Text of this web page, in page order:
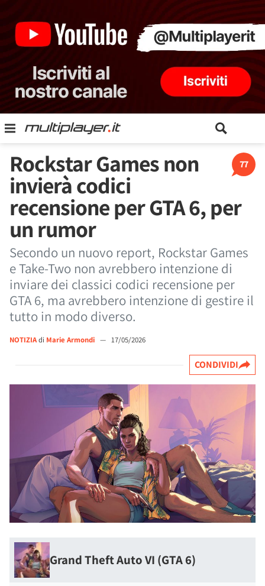
77
Rockstar Games non
invierà codici
recensione per GTA 6, per
un rumor
Secondo un nuovo report, Rockstar Games
e Take-Two non avrebbero intenzione di
inviare dei classici codici recensione per
GTA 6, ma avrebbero intenzione di gestire il
tutto in modo diverso.
NOTIZIAdi Marie Armondi — 17/05/2026
CONDIVIDI
Grand Theft Auto VI (GTA 6)